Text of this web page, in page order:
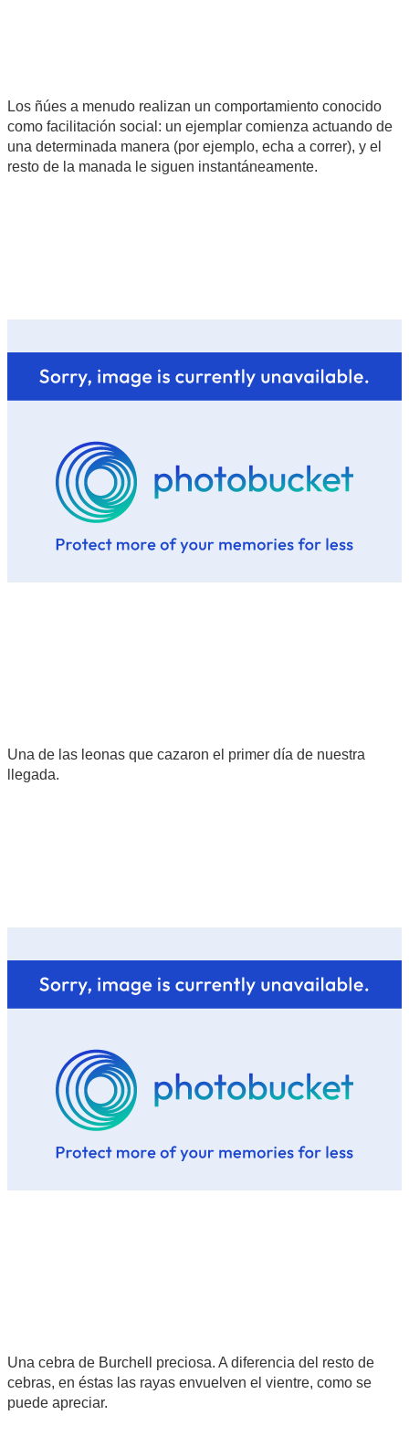
Los ñúes a menudo realizan un comportamiento conocido
como facilitación social: un ejemplar comienza actuando de
una determinada manera (por ejemplo, echa a correr), y el
resto de la manada le siguen instantáneamente.
Una de las leonas que cazaron el primer día de nuestra
llegada.
Una cebra de Burchell preciosa. A diferencia del resto de
cebras, en éstas las rayas envuelven el vientre, como se
puede apreciar.